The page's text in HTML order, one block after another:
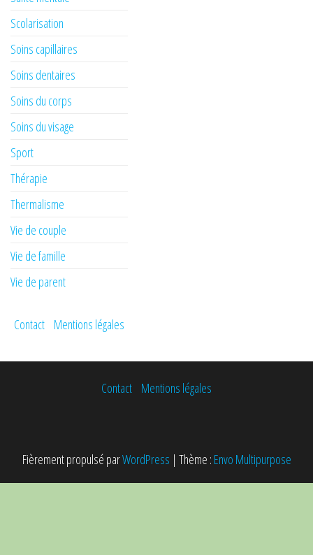
Scolarisation
Soins capillaires
Soins dentaires
Soins du corps
Soins du visage
Sport
Thérapie
Thermalisme
Vie de couple
Vie de famille
Vie de parent
Contact Mentions légales
Contact Mentions légales
Fièrement propulsé parWordPress | Thème : Envo Multipurpose